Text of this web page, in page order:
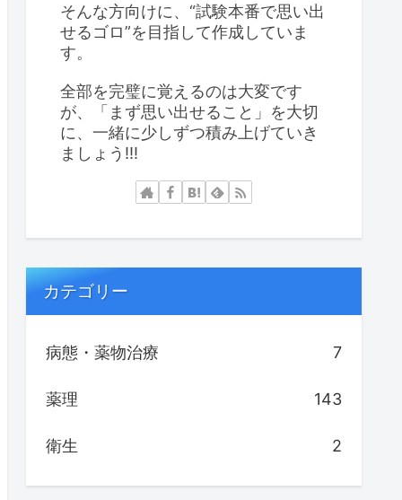
そんな方向けに、“試験本番で思い出
せるゴロ”を目指して作成していま
す。
全部を完璧に覚えるのは大変です
が、「まず思い出せること」を大切
に、一緒に少しずつ積み上げていき
ましょう!!!
カテゴリー
病態・薬物治療 7
薬理 143
衛生 2